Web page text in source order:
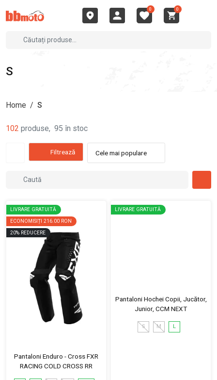
0 0
S
Home / S
102 produse, 95 în stoc
Filtrează Cele mai populare
LIVRARE GRATUITĂ
ECONOMISIȚI 216.00 RON
20% REDUCERE
Pantaloni Enduro - Cross FXR
RACING COLD CROSS RR
LIVRARE GRATUITĂ
Pantaloni Hochei Copii, Jucător,
Junior, CCM NEXT
S M L